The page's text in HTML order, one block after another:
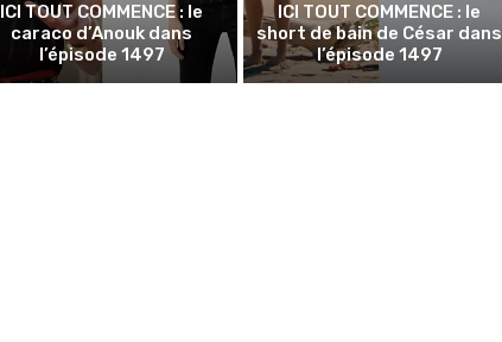
ICI TOUT COMMENCE : le
caraco d’Anouk dans
l’épisode 1497
ICI TOUT COMMENCE : le
short de bain de César dans
l’épisode 1497